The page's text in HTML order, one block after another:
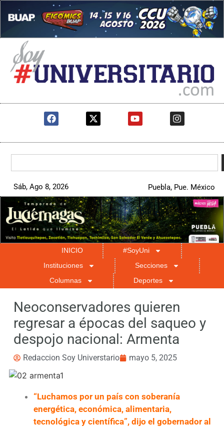
Sáb, Ago 8, 2026 Puebla, Pue. México
INICIO
#SoyUni
Instituciones
Secciones
Columnas
Deportes
Neoconservadores quieren
regresar a épocas del saqueo y
despojo nacional: Armenta
Redaccion Soy Universtario mayo 5, 2025
“Luchamos por un país con soberanía
energética, económica, alimentaria,
tecnológica y científica”, dijo el gobernador al